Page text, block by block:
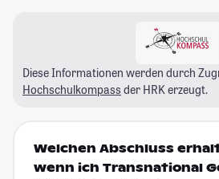
Diese Informationen werden durch
Hochschulkompass der HRK erzeugt.
Welchen Abschluss
wenn ich Transnational